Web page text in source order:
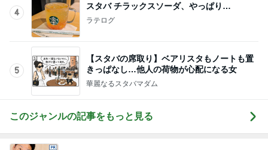
4
スタバ チラックスソーダ、やっぱり…
ラテログ
5
【スタバの席取り】ベアリスタもノートも置
きっぱなし…他人の荷物が心配になる女
華麗なるスタバマダム
このジャンルの記事をもっと見る